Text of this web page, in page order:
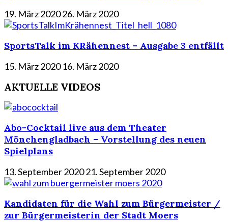
19. März 202026. März 2020
SportsTalk im KRähennest – Ausgabe 3 entfällt
15. März 2020 16. März 2020
AKTUELLE VIDEOS
Abo-Cocktail live aus dem Theater
Mönchengladbach – Vorstellung des neuen
Spielplans
13. September 202021. September 2020
Kandidaten für die Wahl zum Bürgermeister /
zur Bürgermeisterin der Stadt Moers